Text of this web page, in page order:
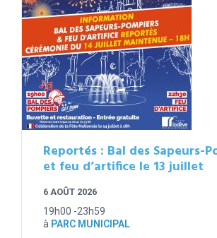
Reportés : Bal des Sapeurs-
et feu d’artifice le 13 juillet
6 AOÛT 2026
19h00 -23h59
à PARC MUNICIPAL